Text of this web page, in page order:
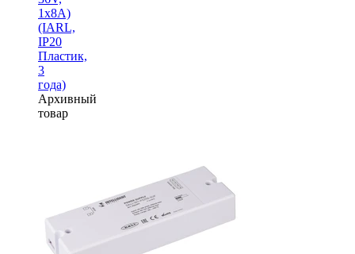
1х8А)
(IARL,
IP20
Пластик,
3
года)
Архивный
товар